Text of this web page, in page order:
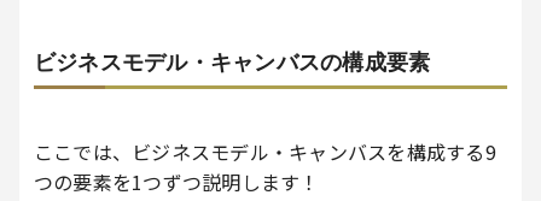
ビジネスモデル・キャンバスの構成要素
ここでは、ビジネスモデル・キャンバスを構成する9
つの要素を1つずつ説明します！